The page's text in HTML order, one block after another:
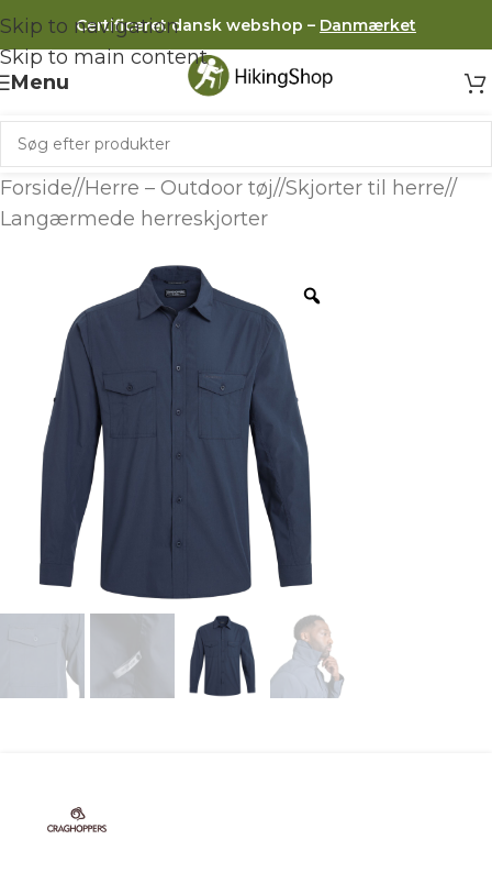
Skip to navigation
Skip to main content
Certificeret dansk webshop – Danmærket
Menu
Forside/ Herre – Outdoor tøj/ Skjorter til herre/
Langærmede herreskjorter